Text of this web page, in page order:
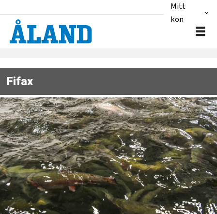
Mitt
konto
Fifax